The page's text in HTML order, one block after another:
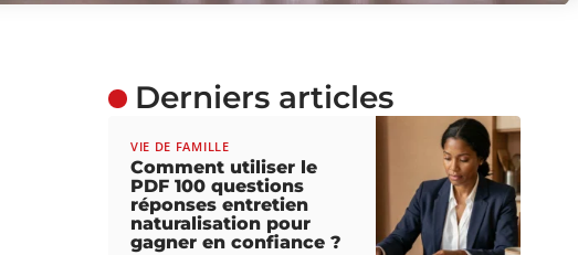
Derniers articles
VIE DE FAMILLE
Comment utiliser le
PDF 100 questions
réponses entretien
naturalisation pour
gagner en confiance ?